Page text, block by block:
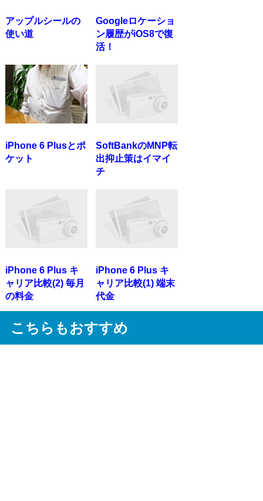
アップルシールの
使い道
Googleロケーショ
ン履歴がiOS8で復
活！
iPhone 6 Plusとポ
ケット
SoftBankのMNP転
出抑止策はイマイ
チ
iPhone 6 Plus キ
ャリア比較(2) 毎月
の料金
iPhone 6 Plus キ
ャリア比較(1) 端末
代金
こちらもおすすめ